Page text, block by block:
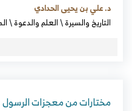
د. علي بن يحيى الحدادي
التاريخ والسيرة\العلم والدعوة\
مختارات من معجزات